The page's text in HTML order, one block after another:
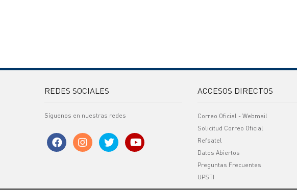
REDES SOCIALES
Síguenos en nuestras redes
ACCESOS DIRECTOS
Correo Oficial - Webmail
Solicitud Correo Oficial
Refsatel
Datos Abiertos
Preguntas Frecuentes
UPSTI